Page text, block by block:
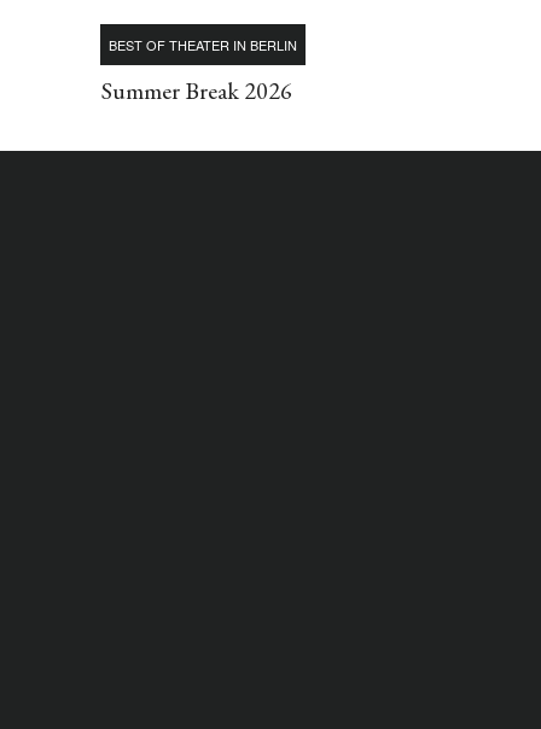
BEST OF THEATER IN BERLIN
Summer Break 2026